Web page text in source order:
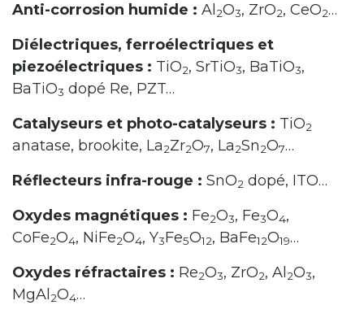
Anti-corrosion humide : Al 2O3, ZrO2, CeO2…
Diélectriques, ferroélectriques et
piezoélectriques : TiO2, SrTiO3, BaTiO3,
BaTiO3 dopé Re, PZT…
Catalyseurs et photo-catalyseurs : TiO2
anatase, brookite, La2Zr2O7, La2Sn2O7…
Réflecteurs infra-rouge : SnO2 dopé, ITO…
Oxydes magnétiques : Fe2O3, Fe3O4,
CoFe2O4, NiFe2O4, Y3Fe5O12, BaFe12O19…
Oxydes réfractaires : Re2O3, ZrO2, Al 2O3,
MgAl 2O4…